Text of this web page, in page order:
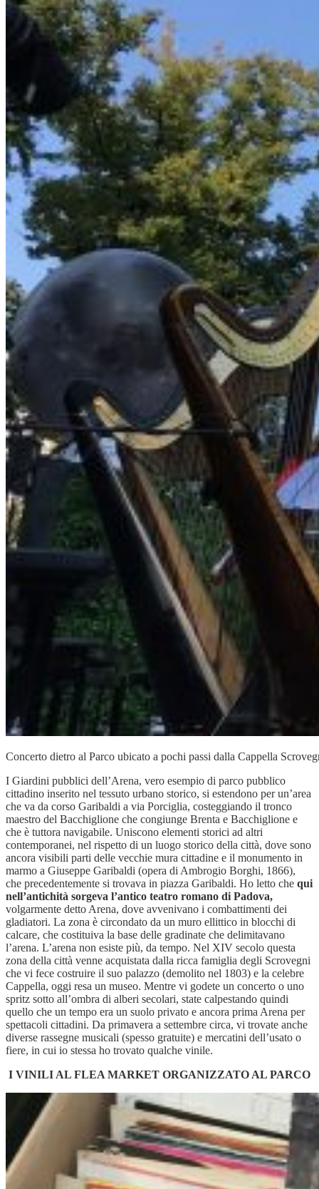
Concerto dietro al Parco ubicato a pochi passi dalla Cappella
I Giardini pubblici dell’Arena, vero esempio di parco pubblico
cittadino inserito nel tessuto urbano storico, si estendono per un’area
che va da corso Garibaldi a via Porciglia, costeggiando il tronco
maestro del Bacchiglione che congiunge Brenta e Bacchiglione e
che è tuttora navigabile. Uniscono elementi storici ad altri
contemporanei, nel rispetto di un luogo storico della città, dove sono
ancora visibili parti delle vecchie mura cittadine e il monumento in
marmo a Giuseppe Garibaldi (opera di Ambrogio Borghi, 1866),
che precedentemente si trovava in piazza Garibaldi. Ho letto che qui
nell’antichità sorgeva l’antico teatro romano di Padova,
volgarmente detto Arena, dove avvenivano i combattimenti dei
gladiatori. La zona è circondato da un muro ellittico in blocchi di
calcare, che costituiva la base delle gradinate che delimitavano
l’arena. L’arena non esiste più, da tempo. Nel XIV secolo questa
zona della città venne acquistata dalla ricca famiglia degli Scrovegni
che vi fece costruire il suo palazzo (demolito nel 1803) e la celebre
Cappella, oggi resa un museo. Mentre vi godete un concerto o uno
spritz sotto all’ombra di alberi secolari, state calpestando quindi
quello che un tempo era un suolo privato e ancora prima Arena per
spettacoli cittadini. Da primavera a settembre circa, vi trovate anche
diverse rassegne musicali (spesso gratuite) e mercatini dell’usato o
fiere, in cui io stessa ho trovato qualche vinile.
I VINILI AL FLEA MARKET ORGANIZZATO AL PARCO